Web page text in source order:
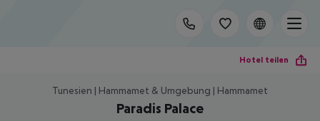
Hotel teilen
Tunesien | Hammamet & Umgebung | Hammamet
Paradis Palace